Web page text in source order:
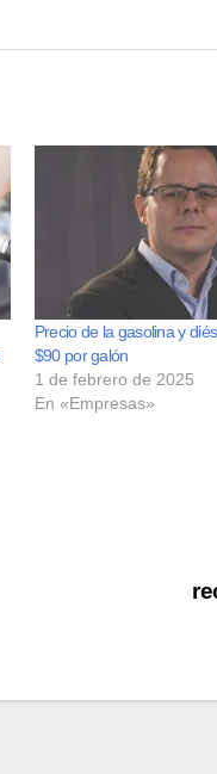
Precio de la gasolina y
$90 por galón
1 de febrero de 2025
En «Empresas»